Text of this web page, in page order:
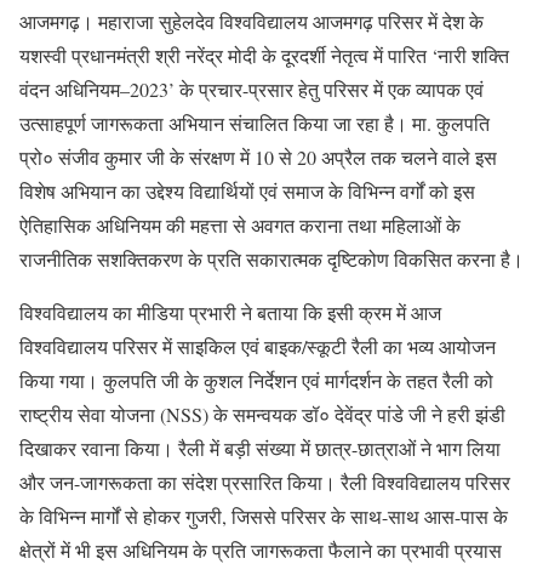
आजमगढ़। महाराजा सुहेलदेव विश्वविद्यालय आजमगढ़ परिसर में देश के
यशस्वी प्रधानमंत्री श्री नरेंद्र मोदी के दूरदर्शी नेतृत्व में पारित ‘नारी शक्ति
वंदन अधिनियम–2023’ के प्रचार-प्रसार हेतु परिसर में एक व्यापक एवं
उत्साहपूर्ण जागरूकता अभियान संचालित किया जा रहा है। मा. कुलपति
प्रो० संजीव कुमार जी के संरक्षण में 10 से 20 अप्रैल तक चलने वाले इस
विशेष अभियान का उद्देश्य विद्यार्थियों एवं समाज के विभिन्न वर्गों को इस
ऐतिहासिक अधिनियम की महत्ता से अवगत कराना तथा महिलाओं के
राजनीतिक सशक्तिकरण के प्रति सकारात्मक दृष्टिकोण विकसित करना है।
विश्वविद्यालय का मीडिया प्रभारी ने बताया कि इसी क्रम में आज
विश्वविद्यालय परिसर में साइकिल एवं बाइक/स्कूटी रैली का भव्य आयोजन
किया गया। कुलपति जी के कुशल निर्देशन एवं मार्गदर्शन के तहत रैली को
राष्ट्रीय सेवा योजना (NSS) के समन्वयक डॉ० देवेंद्र पांडे जी ने हरी झंडी
दिखाकर रवाना किया। रैली में बड़ी संख्या में छात्र-छात्राओं ने भाग लिया
और जन-जागरूकता का संदेश प्रसारित किया। रैली विश्वविद्यालय परिसर
के विभिन्न मार्गों से होकर गुजरी, जिससे परिसर के साथ-साथ आस-पास के
क्षेत्रों में भी इस अधिनियम के प्रति जागरूकता फैलाने का प्रभावी प्रयास